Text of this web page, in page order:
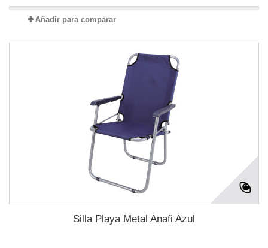
Añadir para comparar
Silla Playa Metal Anafi Azul